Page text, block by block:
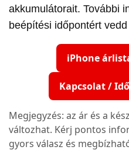
akkumulátorait. További
beépítési időpontért
iPhone
Kapcsolat /
Megjegyzés: az ár és a
változhat. Kérj pontos
gyors válasz és